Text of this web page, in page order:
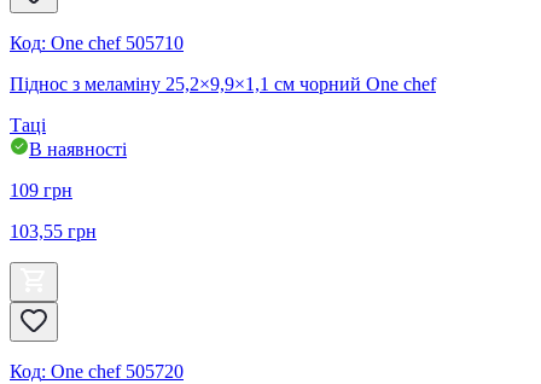
Код: One chef 505710
Піднос з меламіну 25,2×9,9×1,1 см чорний One chef
Таці
В наявності
109 грн
103,55 грн
Код: One chef 505720